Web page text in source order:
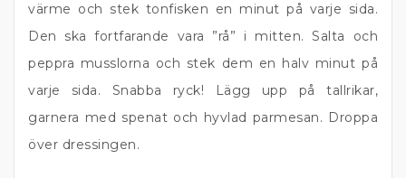
värme och stek tonfisken en minut på varje sida.
Den ska fortfarande vara ”rå” i mitten. Salta och
peppra musslorna och stek dem en halv minut på
varje sida. Snabba ryck! Lägg upp på tallrikar,
garnera med spenat och hyvlad parmesan. Droppa
över dressingen.